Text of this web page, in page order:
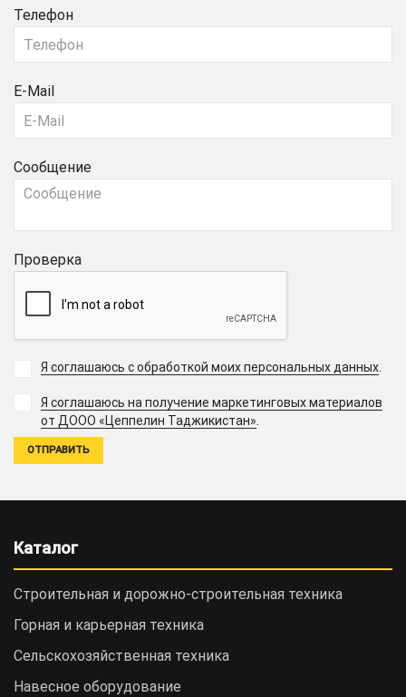
Телефон
E-Mail
Сообщение
Проверка
Я соглашаюсь с обработкой моих персональных данных.
Я соглашаюсь на получение маркетинговых материалов
от ДООО «Цеппелин Таджикистан».
Каталог
Строительная и дорожно-cтроительная техника
Горная и карьерная техника
Сельскохозяйственная техника
Навесное оборудование